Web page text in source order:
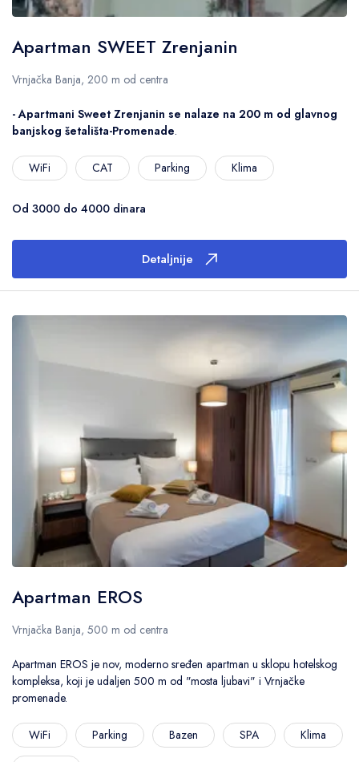
Apartman SWEET Zrenjanin
Vrnjačka Banja, 200 m od centra
- Apartmani Sweet Zrenjanin se nalaze na 200 m od glavnog
banjskog šetališta-Promenade.
WiFi CAT Parking Klima
Od 3000 do 4000 dinara
Detaljnije
Apartman EROS
Vrnjačka Banja, 500 m od centra
Apartman EROS je nov, moderno sređen apartman u sklopu hotelskog
kompleksa, koji je udaljen 500 m od "mosta ljubavi" i Vrnjačke
promenade.
WiFi Parking Bazen SPA Klima